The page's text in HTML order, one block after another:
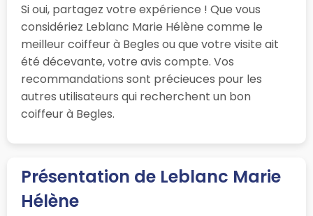
Si oui, partagez votre expérience ! Que vous
considériez Leblanc Marie Hélène comme le
meilleur coiffeur à Begles ou que votre visite ait
été décevante, votre avis compte. Vos
recommandations sont précieuces pour les
autres utilisateurs qui recherchent un bon
coiffeur à Begles.
Présentation de Leblanc Marie
Hélène